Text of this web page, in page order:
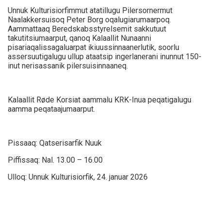
Unnuk Kulturisiorfimmut atatillugu Pilersornermut
Naalakkersuisoq Peter Borg oqalugiarumaarpoq.
Aammattaaq Beredskabsstyrelsemit sakkutuut
takutitsiumaarput, qanoq Kalaallit Nunaanni
pisariaqalissagaluarpat ikiuussinnaanerlutik, soorlu
assersuutigalugu ullup ataatsip ingerlanerani inunnut 150-
inut nerisassanik pilersuisinnaaneq.
Kalaallit Røde Korsiat aammalu KRK-Inua peqatigalugu
aamma peqataajumaarput.
Pissaaq: Qatserisarfik Nuuk
Piffissaq: Nal. 13.00 – 16.00
Ulloq: Unnuk Kulturisiorfik, 24. januar 2026